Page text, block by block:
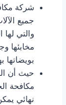
شركة
جميع
والتي
مخابئها
بويضاتها
حيث أن
مكافحة
نهائي